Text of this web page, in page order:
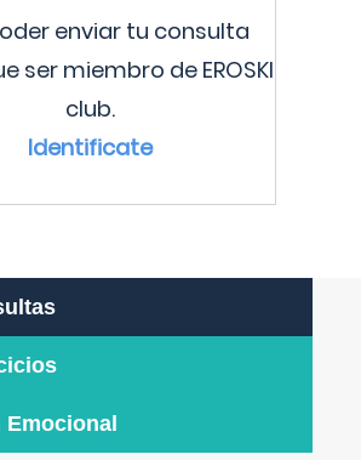
enviar tu consulta
ser miembro de EROSKI
club.
Identificate